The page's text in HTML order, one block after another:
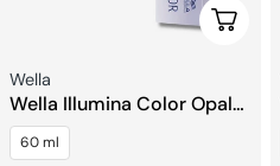
Fournisseur:
Wella
Wella Illumina Color Opal
Essence Couleur Des
Cheveux
60 ml